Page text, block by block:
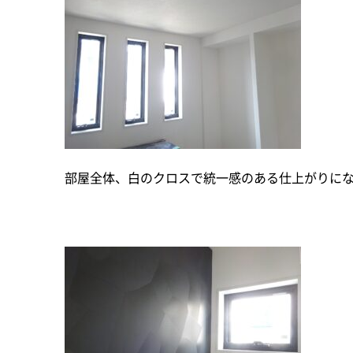
部屋全体、白のクロスで統一感のある仕上がりに